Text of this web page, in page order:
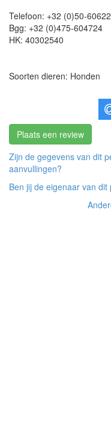
Telefoon: +32 (0)50-
Bgg: +32 (0)475-604724
HK: 40302540
Soorten dieren: Honden
Plaats een review
Zijn de gegevens van dit
aanvullingen?
Ben jij de eigenaar van dit